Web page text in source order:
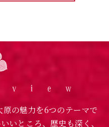
の魅力を6つのテーマで
いところ、歴史も深く、